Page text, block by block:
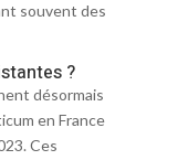
souvent des
?
désormais
en France
Ces